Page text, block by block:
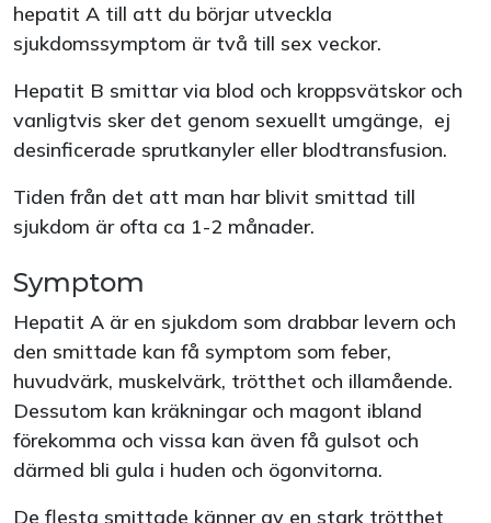
hepatit A till att du börjar utveckla
sjukdomssymptom är två till sex veckor.
Hepatit B smittar via blod och kroppsvätskor och
vanligtvis sker det genom sexuellt umgänge, ej
desinficerade sprutkanyler eller blodtransfusion.
Tiden från det att man har blivit smittad till
sjukdom är ofta ca 1-2 månader.
Symptom
Hepatit A är en sjukdom som drabbar levern och
den smittade kan få symptom som feber,
huvudvärk, muskelvärk, trötthet och illamående.
Dessutom kan kräkningar och magont ibland
förekomma och vissa kan även få gulsot och
därmed bli gula i huden och ögonvitorna.
De flesta smittade känner av en stark trötthet